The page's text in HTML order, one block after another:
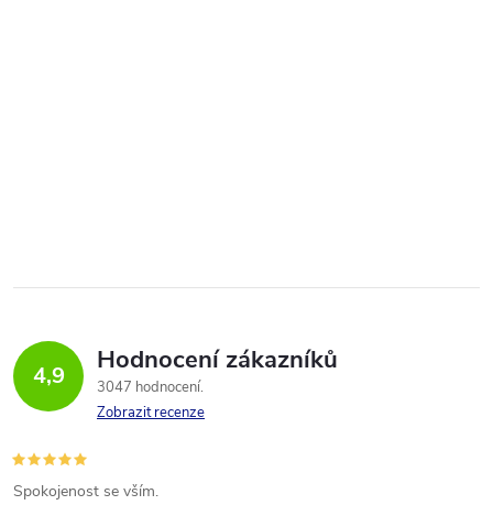
4,9 Hodnocení zákazníků
3047 hodnocení
Zobrazit recenze
Spokojenost se vším.